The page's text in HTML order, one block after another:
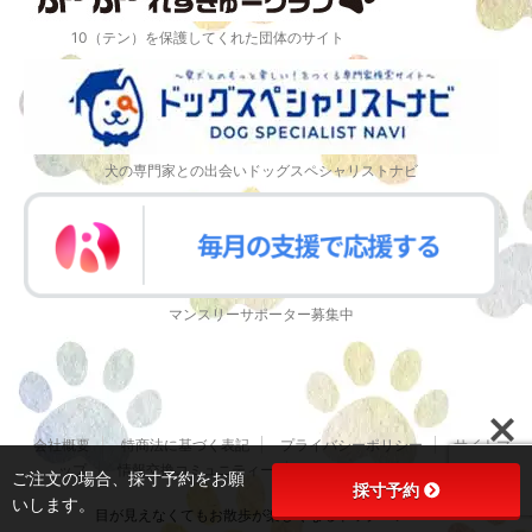
10（テン）を保護してくれた団体のサイト
犬の専門家との出会いドッグスペシャリストナビ
マンスリーサポーター募集中
会社概要 特商法に基づく表記 プライバシーポリシー
サイトマ
ップ
情報交換コミュニティー
目が見えなくてもお散歩が楽しくなるドッグバンパー
ご注文の場合、採寸予約をお願
いします。
採寸予約